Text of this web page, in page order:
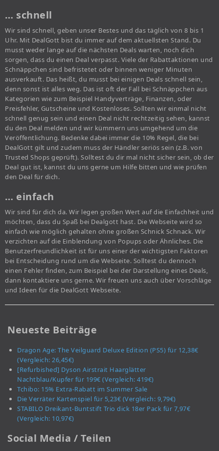
… schnell
Wir sind schnell, geben unser Bestes und das täglich von 8 bis 1
Uhr. Mit DealGott bist du immer auf dem aktuellsten Stand. Du
musst weder lange auf die nächsten Deals warten, noch dich
sorgen, dass du einen Deal verpasst. Viele der Rabattaktionen und
Schnäppchen sind befristetet oder binnen weniger Minuten
ausverkauft. Das heißt, du musst bei einigen Deals schnell sein,
denn sonst ist alles weg. Das ist oft der Fall bei Schnäppchen aus
Kategorien wie zum Beispiel Handyverträge, Finanzen, oder
Preisfehler, Gutscheine und Kostenloses. Sollten wir einmal nicht
schnell genug sein und einen Deal nicht rechtzeitig sehen, kannst
du den Deal melden und wir kümmern uns umgehend um die
Veröffentlichung. Bedenke dabei immer die 10% Regel, die bei
DealGott gilt und zudem muss der Händler seriös sein (z.B. von
Trusted Shops geprüft). Solltest du dir mal nicht sicher sein, ob der
Deal gut ist, kannst du uns gerne um Hilfe bitten und wie prüfen
den Deal für dich.
… einfach
Wir sind für dich da. Wir legen großen Wert auf die Einfachheit und
möchten, dass du Spaß bei Dealgott hast. Die Webseite wird so
einfach wie möglich gehalten ohne großen Schnick Schnack. Wir
verzichten auf die Einblendung von Popups oder Ähnliches. Die
Benutzerfreundlichkeit ist für uns einer der wichtigsten Faktoren
bei Entscheidung rund um die Webseite. Solltest du dennoch
einen Fehler finden, zum Beispiel bei der Darstellung eines Deals,
dann kontaktiere uns gerne. Wir freuen uns auch über Vorschläge
und Ideen für die DealGott Webseite.
Neueste Beiträge
Dragon Age: The Veilguard Deluxe Edition (PS5) für 12,38€
(Vergleich: 26,45€)
[Refurbished] Dyson Airstrait Haarglätter
Nachtblau/Kupfer für 199€ (Vergleich: 419€)
Tchibo: 15% Extra-Rabatt im Summer Sale
Die Verräter Kartenspiel für 5,23€ (Vergleich: 9,79€)
STABILO Dreikant-Buntstift Trio dick 18er Pack für 7,97€
(Vergleich: 10,97€)
Social Media / Teilen